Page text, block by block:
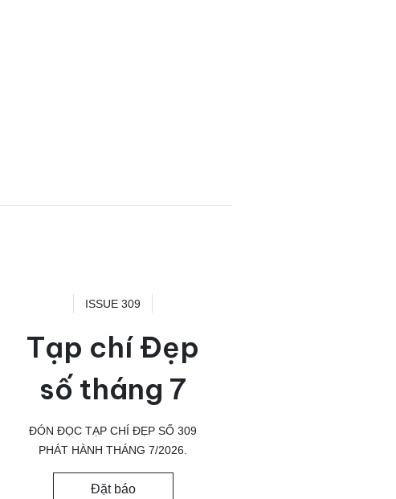
ISSUE 309
Tạp chí Đẹp
số tháng 7
ĐÓN ĐỌC TẠP CHÍ ĐẸP SỐ 309
PHÁT HÀNH THÁNG 7/2026.
Đặt báo